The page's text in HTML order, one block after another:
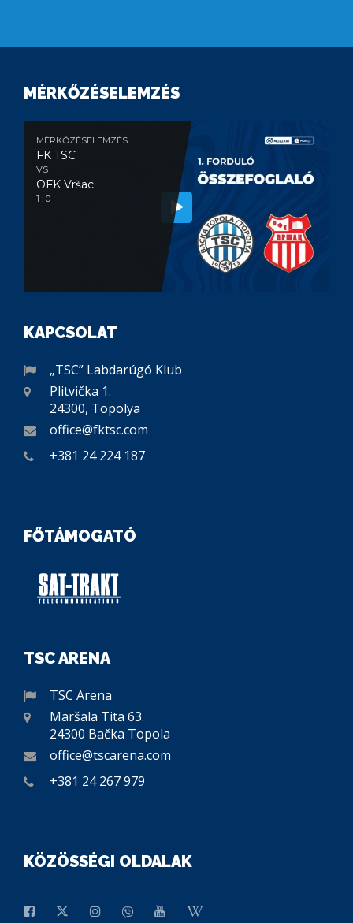
MÉRKŐZÉSELEMZÉS
MÉRKŐZÉSELEMZÉS
FK TSC
VS
OFK Vršac
1 : 0
KAPCSOLAT
„TSC” Labdarúgó Klub
Plitvička 1.
24300, Topolya
office@fktsc.com
+381 24 224 187
FŐTÁMOGATÓ
TSC ARENA
TSC Arena
Maršala Tita 63.
24300 Bačka Topola
office@tscarena.com
+381 24 267 979
KÖZÖSSÉGI OLDALAK